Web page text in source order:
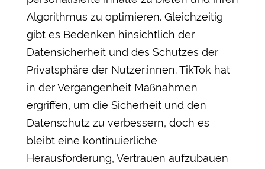
Algorithmus zu optimieren. Gleichzeitig
gibt es Bedenken hinsichtlich der
Datensicherheit und des Schutzes der
Privatsphäre der Nutzer:innen. TikTok hat
in der Vergangenheit Maßnahmen
ergriffen, um die Sicherheit und den
Datenschutz zu verbessern, doch es
bleibt eine kontinuierliche
Herausforderung, Vertrauen aufzubauen